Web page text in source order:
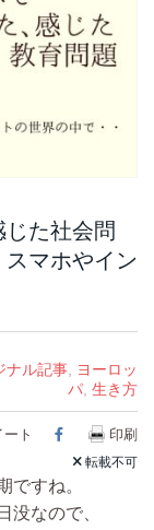
た社会問
マホやイン
ナル記事, ヨーロッ
パ, 生き方
ート Facebook
印刷
転載不可
ですね。
没なので、